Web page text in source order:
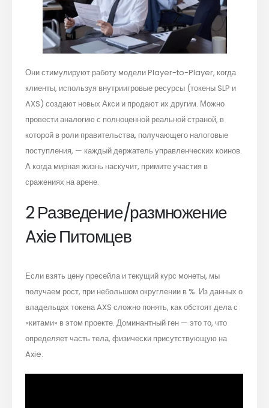
Они стимулируют работу модели Player-to-Player, когда
клиенты, используя внутриигровые ресурсы (токены SLP и
AXS) создают новых Акси и продают их другим. Можно
провести аналогию с полноценной реальной страной, в
которой в роли правительства, получающего налоговые
поступления, — каждый держатель управленческих коинов.
А когда мирная жизнь наскучит, примите участия в
сражениях на арене.
2 Разведение/размножение
Axie Питомцев
Если взять цену пресейла и текущий курс монеты, мы
получаем рост, при небольшом округлении в %. Из данных о
владельцах токена AXS сложно понять, как обстоят дела с
«китами» в этом проекте. Доминантный ген — это то, что
определяет часть тела, физически присутствующую на
Axie.